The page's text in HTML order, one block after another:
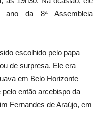
ano da 8ª Assembleia
escolhido pelo papa
de surpresa. Ele era
em Belo Horizonte
pelo então arcebispo da
Fernandes de Araújo, em